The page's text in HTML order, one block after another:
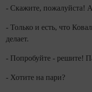
- Скажите, пожалуйста!
- Только и есть, что
делает.
- Попробуйте - решите!
- Хотите на пари?